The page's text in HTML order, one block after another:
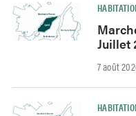
Juillet
7 août